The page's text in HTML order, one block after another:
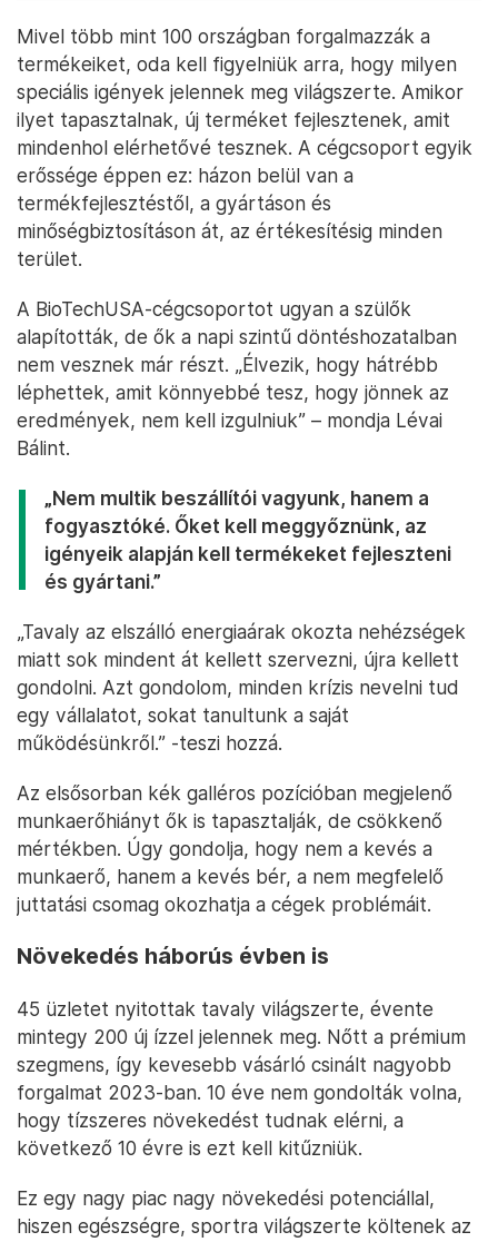
Mivel több mint 100 országban forgalmazzák a
termékeiket, oda kell figyelniük arra, hogy milyen
speciális igények jelennek meg világszerte. Amikor
ilyet tapasztalnak, új terméket fejlesztenek, amit
mindenhol elérhetővé tesznek. A cégcsoport egyik
erőssége éppen ez: házon belül van a
termékfejlesztéstől, a gyártáson és
minőségbiztosításon át, az értékesítésig minden
terület.
A BioTechUSA-cégcsoportot ugyan a szülők
alapították, de ők a napi szintű döntéshozatalban
nem vesznek már részt. „Élvezik, hogy hátrébb
léphettek, amit könnyebbé tesz, hogy jönnek az
eredmények, nem kell izgulniuk” – mondja Lévai
Bálint.
„Nem multik beszállítói vagyunk, hanem a
fogyasztóké. Őket kell meggyőznünk, az
igényeik alapján kell termékeket fejleszteni
és gyártani.”
„Tavaly az elszálló energiaárak okozta nehézségek
miatt sok mindent át kellett szervezni, újra kellett
gondolni. Azt gondolom, minden krízis nevelni tud
egy vállalatot, sokat tanultunk a saját
működésünkről.” -teszi hozzá.
Az elsősorban kék galléros pozícióban megjelenő
munkaerőhiányt ők is tapasztalják, de csökkenő
mértékben. Úgy gondolja, hogy nem a kevés a
munkaerő, hanem a kevés bér, a nem megfelelő
juttatási csomag okozhatja a cégek problémáit.
Növekedés háborús évben is
45 üzletet nyitottak tavaly világszerte, évente
mintegy 200 új ízzel jelennek meg. Nőtt a prémium
szegmens, így kevesebb vásárló csinált nagyobb
forgalmat 2023-ban. 10 éve nem gondolták volna,
hogy tízszeres növekedést tudnak elérni, a
következő 10 évre is ezt kell kitűzniük.
Ez egy nagy piac nagy növekedési potenciállal,
hiszen egészségre, sportra világszerte költenek az